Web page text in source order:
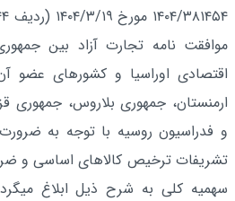
موافقت نامه تجارت آزاد بین
اقتصادی اوراسیا و کشورهای عضو
ارمنستان، جمهوری بلاروس، جمهوری
و فدراسیون روسیه با توجه به
تشریفات ترخیص کالاهای اساسی و
سهمیه کلی به شرح ذیل ابلاغ